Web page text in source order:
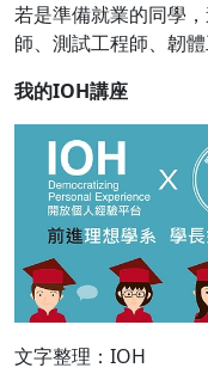
若是準備就業的同學
師、測試工程師、韌體
我的IOH講座
文字整理：IOH